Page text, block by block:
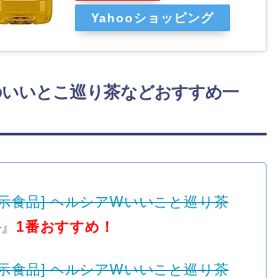
Yahooショッピング
いとこ巡り茶などおすすめ一
食品] ヘルシアWいいこと巡り茶
』 1番おすすめ！
食品] ヘルシアWいいこと巡り茶